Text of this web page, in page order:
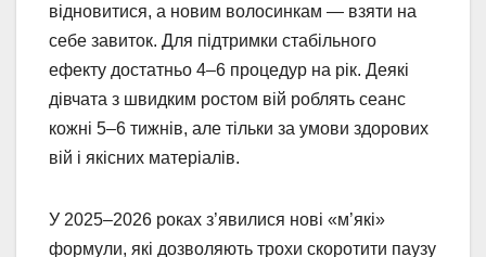
відновитися, а новим волосинкам — взяти на
себе завиток. Для підтримки стабільного
ефекту достатньо 4–6 процедур на рік. Деякі
дівчата з швидким ростом вій роблять сеанс
кожні 5–6 тижнів, але тільки за умови здорових
вій і якісних матеріалів.
У 2025–2026 роках з’явилися нові «м’які»
формули, які дозволяють трохи скоротити паузу